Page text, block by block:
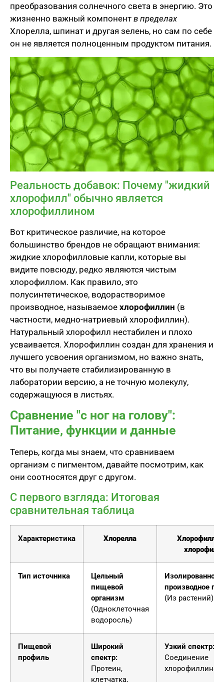
преобразования солнечного света в энергию. Это
жизненно важный компонент в пределах
Хлорелла, шпинат и другая зелень, но сам по себе
он не является полноценным продуктом питания.
Реальность добавок: Почему "жидкий
хлорофилл" обычно является
хлорофиллином
Вот критическое различие, на которое
большинство брендов не обращают внимания:
жидкие хлорофилловые капли, которые вы
видите повсюду, редко являются чистым
хлорофиллом. Как правило, это
полусинтетическое, водорастворимое
производное, называемое хлорофиллин (в
частности, медно-натриевый хлорофиллин).
Натуральный хлорофилл нестабилен и плохо
усваивается. Хлорофиллин создан для хранения и
лучшего усвоения организмом, но важно знать,
что вы получаете стабилизированную в
лаборатории версию, а не точную молекулу,
содержащуюся в листьях.
Сравнение "с ног на голову":
Питание, функции и данные
Теперь, когда мы знаем, что сравниваем
организм с пигментом, давайте посмотрим, как
они соотносятся друг с другом.
С первого взгляда: Итоговая
сравнительная таблица
Характеристика Хлорелла
Хлорофилл
Тип источника
Цельный
пищевой
организм
(Одноклеточная
водоросль)
Изолированное
производное
(Из растений)
Пищевой
профиль
Широкий
спектр:
Протеин,
клетчатка,
Узкий спектр:
Соединение
хлорофиллина